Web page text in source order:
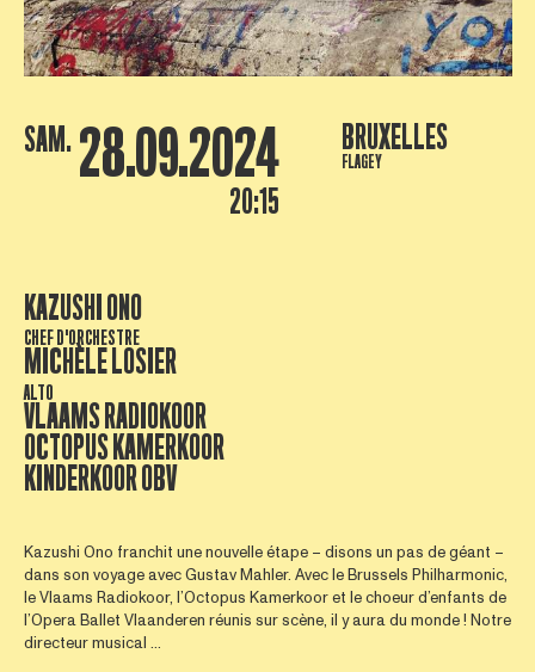
SAM. 28.09.2024
20:15
BRUXELLES
FLAGEY
KAZUSHI ONO
CHEF D'ORCHESTRE
MICHÈLE LOSIER
ALTO
VLAAMS RADIOKOOR
OCTOPUS KAMERKOOR
KINDERKOOR OBV
Kazushi Ono franchit une nouvelle étape – disons un pas de géant –
dans son voyage avec Gustav Mahler. Avec le Brussels Philharmonic,
le Vlaams Radiokoor, l’Octopus Kamerkoor et le choeur d’enfants de
l’Opera Ballet Vlaanderen réunis sur scène, il y aura du monde ! Notre
directeur musical ...